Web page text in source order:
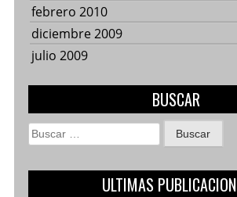
febrero 2010
diciembre 2009
julio 2009
BUSCAR
Buscar:
ULTIMAS